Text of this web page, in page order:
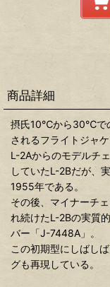
商品詳細
摂氏10℃から30℃で
されるフライトジャケ
L-2Aからのモデルチ
していたL-2Bだが、
1955年である。
その後、マイナーチ
れ続けたL-2Bの実質
バー「J-7448A」。
この初期型にしばし
グも再現している。